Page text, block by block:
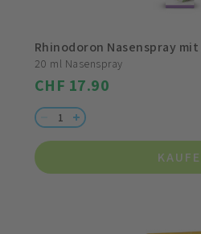
Rhinodoron Nasenspray mit
20 ml Nasenspray
CHF 17.90